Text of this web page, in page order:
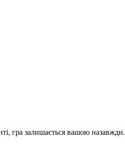
гра залишається вашою назавжди.